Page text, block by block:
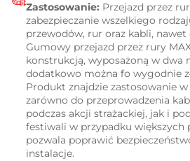
Zastosowanie: Przejazd przez
zabezpieczanie wszelkiego
przewodów, rur oraz kabli,
Gumowy przejazd przez rury
konstrukcją, wyposażoną w dwa
dodatkowo można fo wygodnie
Produkt znajdzie zastosowanie
zarówno do przeprowadzenia
podczas akcji strażackiej, jak i
festiwali w przypadku większych
pozwala poprawić
instalacje.